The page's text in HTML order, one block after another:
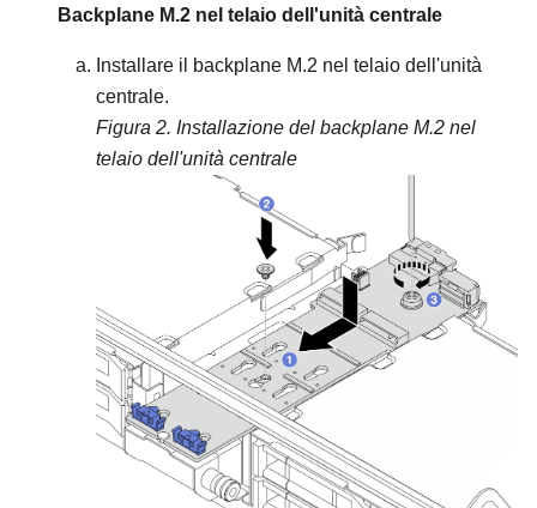
Backplane M.2 nel telaio dell'unità centrale
Installare il backplane M.2 nel telaio dell'unità
centrale.
Figura 2. Installazione del backplane M.2 nel
telaio dell'unità centrale